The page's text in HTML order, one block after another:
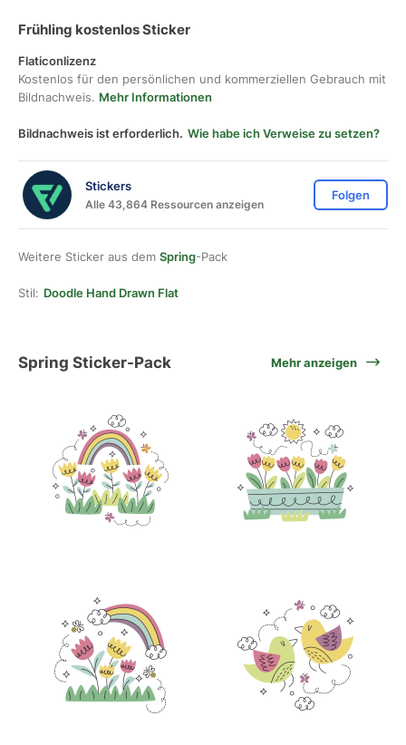
Frühling kostenlos Sticker
Flaticonlizenz
Kostenlos für den persönlichen und kommerziellen Gebrauch mit
Bildnachweis. Mehr Informationen
Bildnachweis ist erforderlich. Wie habe ich Verweise zu setzen?
Stickers
Alle 43,864 Ressourcen anzeigen
Folgen
Weitere Sticker aus dem Spring-Pack
Stil: Doodle Hand Drawn Flat
Spring Sticker-Pack Mehr anzeigen